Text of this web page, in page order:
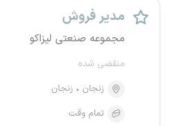
مدیر فروش
مجموعه صنعتی لیزاکو
منقضی شده
زنجان
زنجان
تمام وقت